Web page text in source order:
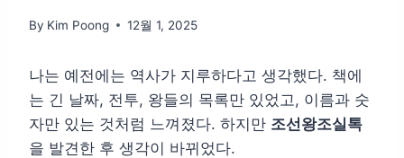
By Kim Poong 12월 1, 2025
나는 예전에는 역사가 지루하다고 생각했다. 책에
는 긴 날짜, 전투, 왕들의 목록만 있었고, 이름과 숫
자만 있는 것처럼 느껴졌다. 하지만 조선왕조실톡
을 발견한 후 생각이 바뀌었다.